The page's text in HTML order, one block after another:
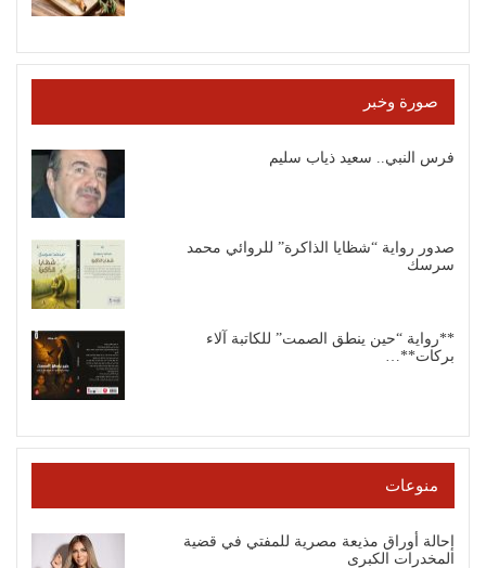
صورة وخبر
فرس النبي.. سعيد ذياب سليم
صدور رواية “شظايا الذاكرة” للروائي محمد
سرسك
**رواية “حين ينطق الصمت” للكاتبة آلاء
بركات**…
منوعات
إحالة أوراق مذيعة مصرية للمفتي في قضية
المخدرات الكبرى